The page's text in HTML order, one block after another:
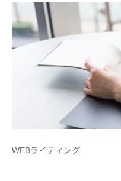
WEBライティング